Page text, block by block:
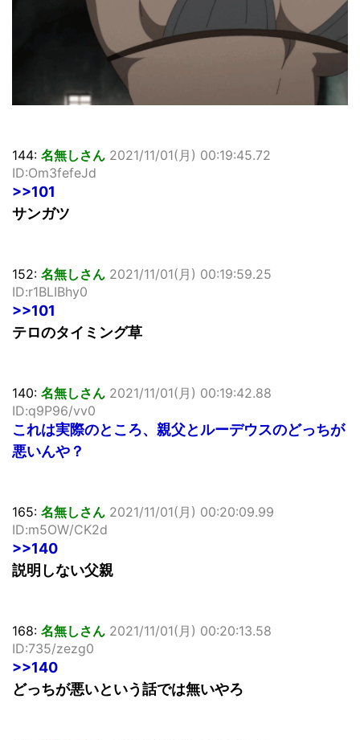
144: 名無しさん 2021/11/01(月) 00:19:45.72
ID:Om3fefeJd
>>101
サンガツ
152: 名無しさん 2021/11/01(月) 00:19:59.25
ID:r1BLIBhy0
>>101
テロのタイミング草
140: 名無しさん 2021/11/01(月) 00:19:42.88
ID:q9P96/vv0
これは実際のところ、親父とルーデウスのどっちが
悪いんや？
165: 名無しさん 2021/11/01(月) 00:20:09.99
ID:m5OW/CK2d
>>140
説明しない父親
168: 名無しさん 2021/11/01(月) 00:20:13.58
ID:735/zezg0
>>140
どっちが悪いという話では無いやろ